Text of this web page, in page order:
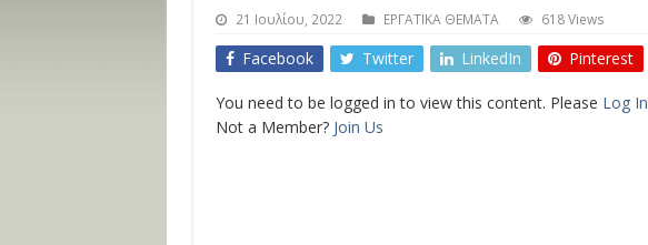
21 Ιουλίου, 2022 ΕΡΓΑΤΙΚΑ ΘΕΜΑΤΑ 618 Views
Facebook Twitter LinkedIn Pinterest
You need to be logged in to view this content. Please Log In
Not a Member? Join Us